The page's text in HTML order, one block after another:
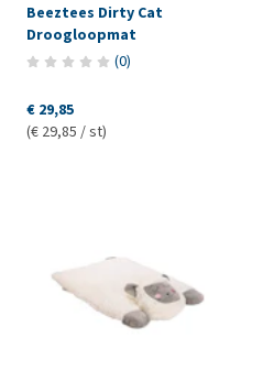
Beeztees Dirty Cat
Droogloopmat
(0)
€ 29,85
(€ 29,85 / st)